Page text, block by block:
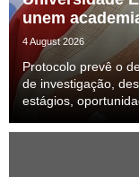
unem
4 August 2026
Protocolo prevê o
de investigação,
estágios,